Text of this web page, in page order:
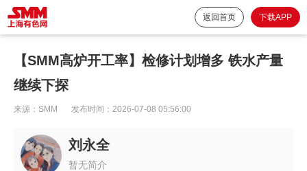
返回首页 下载APP
【SMM高炉开工率】检修计划增多 铁水产量
继续下探
来源： SMM 发布时间： 2026-07-08 05:56:00
刘永全
暂无简介